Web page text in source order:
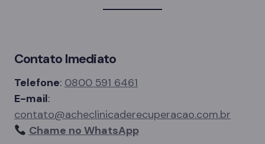
Contato Imediato
Telefone: 0800 591 6461
E-mail:
contato@acheclinicaderecuperacao.com.br
Chame no WhatsApp